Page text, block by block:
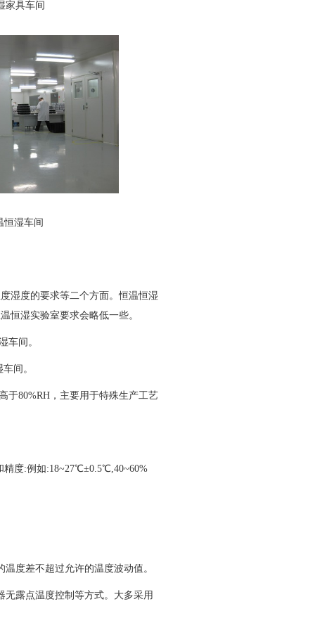
车间
车间
度的要求等二个方面。恒温恒湿
恒湿实验室要求会略低一些。
车间。
间。
80%RH，主要用于特殊生产工艺
度:例如:18~27℃±0.5℃,40~60%
度差不超过允许的温度波动值。
露点温度控制等方式。大多采用